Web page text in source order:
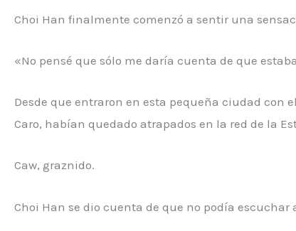
Choi Han finalmente comenzó a sentir una
«No pensé que sólo me daría cuenta de que
Desde que entraron en esta pequeña ciudad con
Caro, habían quedado atrapados en la red de la
Caw, graznido.
Choi Han se dio cuenta de que no podía